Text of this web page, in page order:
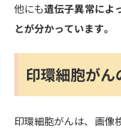
他にも遺伝子異常によ
とが分かっています。
印環細胞がん
印環細胞がんは、画像